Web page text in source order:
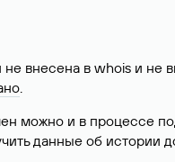
внесена в whois и не
.
можно и в процессе
данные об истории